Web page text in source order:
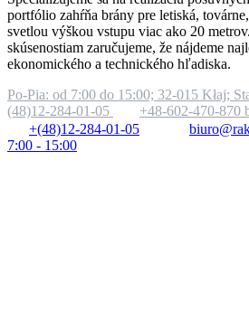
portfólio zahŕňa brány pre letiská,
svetlou výškou vstupu viac ako 20
skúsenostiam zaručujeme, že nájdeme
ekonomického a technického hľadiska.
Po-Pia: od 7:00 do 15:00; 32-015 Kłaj;
(48)12-284-01-05
+48-602-470-870
+(48)12-284-01-05
7:00 - 15:00